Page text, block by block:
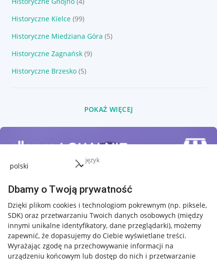
język
Dbamy o Twoją prywatność
Dzięki plikom cookies i technologiom pokrewnym (np. piksele,
SDK) oraz przetwarzaniu Twoich danych osobowych (między
innymi unikalne identyfikatory, dane przeglądarki), możemy
zapewnić, że dopasujemy do Ciebie wyświetlane treści.
Wyrażając zgodę na przechowywanie informacji na
urządzeniu końcowym lub dostęp do nich i przetwarzanie
Historyczne Kielce (99)
Historyczne Miedziana Góra (5)
Historyczne Zagnańsk (9)
Historyczne Brzesko (5)
POKAŻ WIĘCEJ